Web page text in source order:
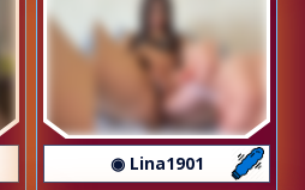
◉ Lina1901